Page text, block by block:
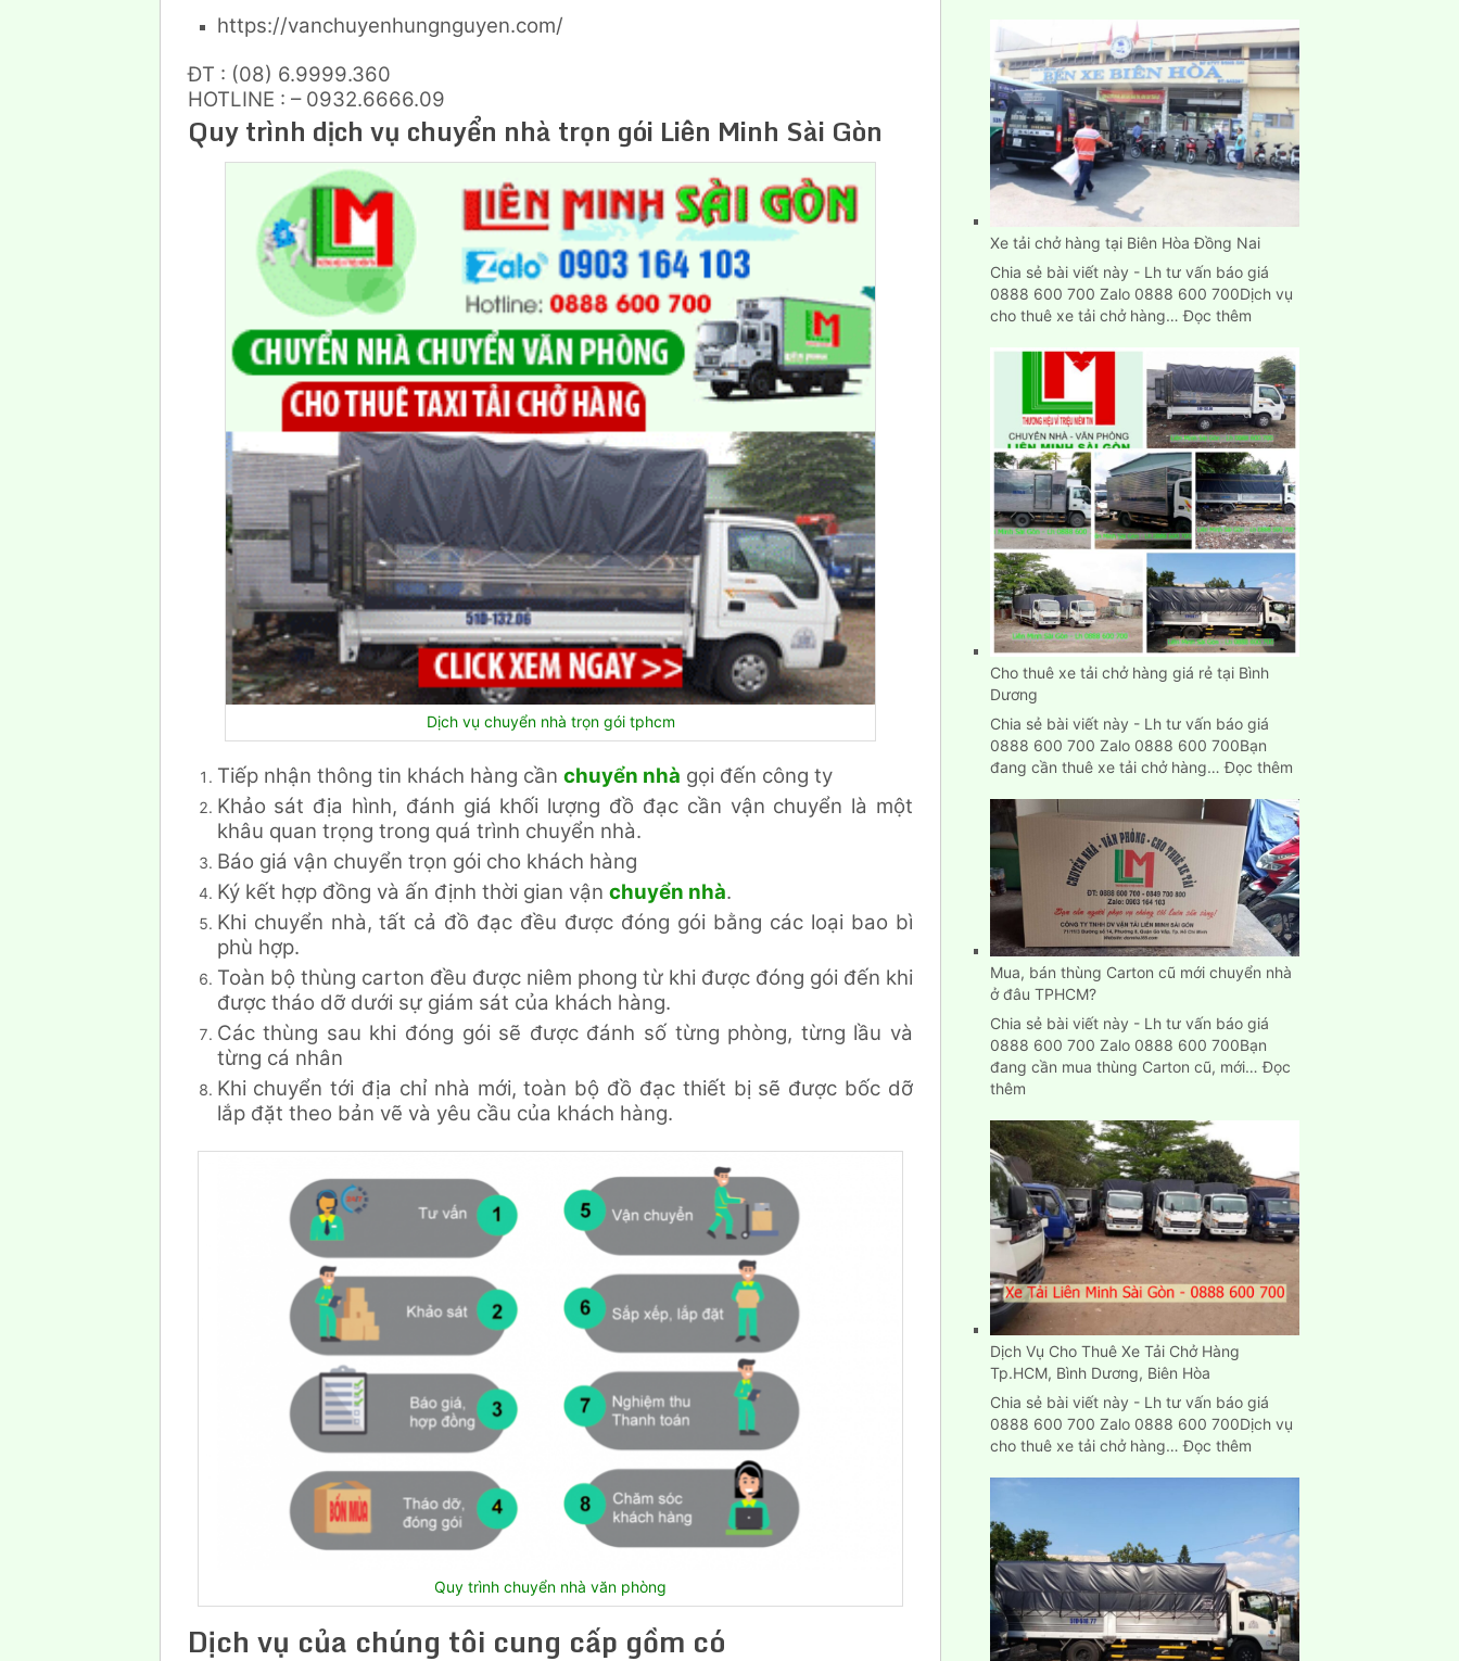
https://vanchuyenhungnguyen.com/
ĐT : (08) 6.9999.360
HOTLINE : – 0932.6666.09
Quy trình dịch vụ chuyển nhà trọn gói Liên Minh Sài Gòn
Dịch vụ chuyển nhà trọn gói tphcm
Tiếp nhận thông tin khách hàng cần chuyển nhà gọi đến công ty
Khảo sát địa hình, đánh giá khối lượng đồ đạc cần vận chuyển là một
khâu quan trọng trong quá trình chuyển nhà.
Báo giá vận chuyển trọn gói cho khách hàng
Ký kết hợp đồng và ấn định thời gian vận chuyển nhà.
Khi chuyển nhà, tất cả đồ đạc đều được đóng gói bằng các loại bao bì
phù hợp.
Toàn bộ thùng carton đều được niêm phong từ khi được đóng gói đến khi
được tháo dỡ dưới sự giám sát của khách hàng.
Các thùng sau khi đóng gói sẽ được đánh số từng phòng, từng lầu và
từng cá nhân
Khi chuyển tới địa chỉ nhà mới, toàn bộ đồ đạc thiết bị sẽ được bốc dỡ
lắp đặt theo bản vẽ và yêu cầu của khách hàng.
Quy trình chuyển nhà văn phòng
Dịch vụ của chúng tôi cung cấp gồm có
Chuyển
Kho
Xưởng
Trọn
Gói
Giá
Rẻ
TpHCM
Xe tải chở hàng tại Biên Hòa Đồng Nai
Chia sẻ bài viết này - Lh tư vấn báo giá
0888 600 700 Zalo 0888 600 700Dịch vụ
cho thuê xe tải chở hàng…Đọc thêm
tải
chở
hàng
tại
Biên
Hòa
Đồng
Nai
Cho thuê xe tải chở hàng giá rẻ tại Bình
Dương
Chia sẻ bài viết này - Lh tư vấn báo giá
0888 600 700 Zalo 0888 600 700Bạn
đang cần thuê xe tải chở hàng…Đọc thêm
thuê
xe
tải
chở
hàng
giá
rẻ
tại
Mua, bán thùng Carton cũ mới chuyển nhà
ở đâu TPHCM?
Chia sẻ bài viết này - Lh tư vấn báo giá
0888 600 700 Zalo 0888 600 700Bạn
đang cần mua thùng Carton cũ, mới…Đọc
thêm
bán
thùng
Carton
cũ
mới
chuyển
nhà
ở
đâu
TPHCM?
Dịch Vụ Cho Thuê Xe Tải Chở Hàng
Tp.HCM, Bình Dương, Biên Hòa
Chia sẻ bài viết này - Lh tư vấn báo giá
0888 600 700 Zalo 0888 600 700Dịch vụ
cho thuê xe tải chở hàng…Đọc thêm
Thuê
Xe
Tải
Chở
Hàng
Tp.HCM,